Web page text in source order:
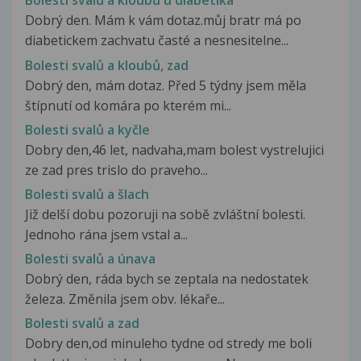
Dobrý den. Mám k vám dotaz.můj bratr má po
diabetickem zachvatu časté a nesnesitelne...
Bolesti svalů a kloubů, zad
Dobrý den, mám dotaz. Před 5 týdny jsem měla
štípnutí od komára po kterém mi...
Bolesti svalů a kyčle
Dobry den,46 let, nadvaha,mam bolest vystrelujici
ze zad pres trislo do praveho...
Bolesti svalů a šlach
Již delší dobu pozoruji na sobě zvláštní bolesti.
Jednoho rána jsem vstal a...
Bolesti svalů a únava
Dobrý den, ráda bych se zeptala na nedostatek
železa. Změnila jsem obv. lékaře...
Bolesti svalů a zad
Dobry den,od minuleho tydne od stredy me boli